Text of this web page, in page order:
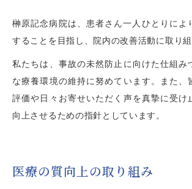
榊󠄀󠄀󠄀󠄀原記念病院は、患者さん一人ひとりによ
することを目指し、院内の改善活動に取り組
私たちは、事故の未然防止に向けた仕組み
な療養環境の維持に努めています。また、
評価や日々お寄せいただく声を真摯に受け
向上させるための指針としています。
医療の質向上の取り組み